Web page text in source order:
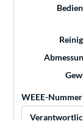
WEEE-Nummer